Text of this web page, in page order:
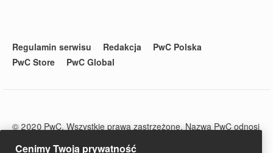
Regulamin serwisu Redakcja
PwC Polska
PwC Store
PwC Global
© 2020 PwC. Wszystkie prawa zastrzeżone. Nazwa PwC odnosi
stanowi odrębny podmiot prawny. Więcej informacji na stronie
Cenimy Twoją prywatność